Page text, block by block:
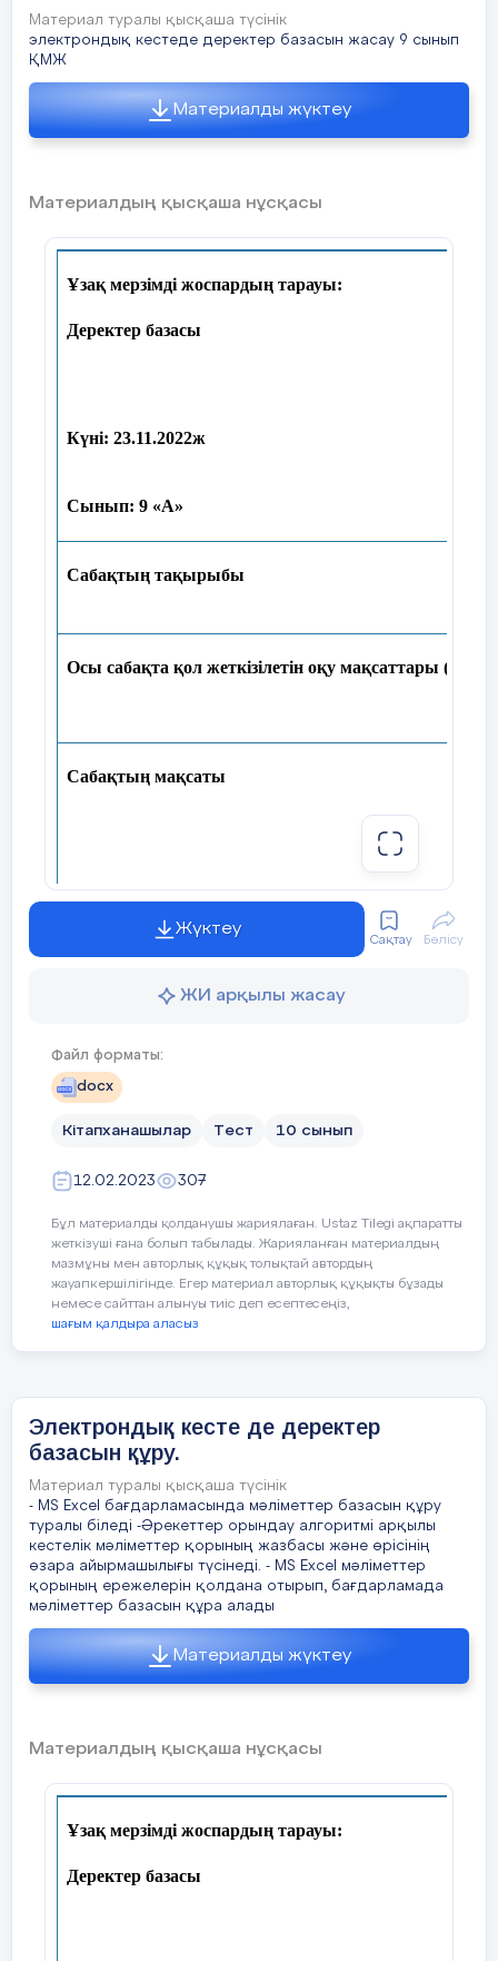
Пән аралық байланыс
Алдыңғы білім
Сабақбарысы
Сабақтың
кезеңдері
Сабақтағы
Сабақтың
басы
5 мин.
Ұйымдастыру
Сәлемдесу, оқушыларды түгендеу.
Оқушылардың назарын сабаққа аудару
Жағымды психологиялық ахуал
«Құпия конверт» әдісі арқылы
Әр топқа бағалау парағы беру және
бойынша жеке оқушы өзінің жинаған
«Жұбын
Материал туралы қысқаша түсінік
электрондық кестеде деректер базасын жасау 9 сынып
ҚМЖ
Материалды жүктеу
Материалдың қысқаша нұсқасы
Ұзақ мерзімді жоспардың тарауы:
Деректер базасы
Күні: 23.11.2022ж
Сынып: 9 «А»
Сабақтың тақырыбы
Осы сабақта қол жеткізілетін оқу мақсаттары (оқу
Сабақтың мақсаты
Бағалау критерийі
Тілдік мақсаттар
Жүктеу
Сақтау Бөлісу
ЖИ арқылы жасау
Файл форматы:
docx
Кітапханашылар Тест 10 сынып
12.02.2023 307
Бұл материалды қолданушы жариялаған. Ustaz Tilegi ақпаратты
жеткізуші ғана болып табылады. Жарияланған материалдың
мазмұны мен авторлық құқық толықтай автордың
жауапкершілігінде. Егер материал авторлық құқықты бұзады
немесе сайттан алынуы тиіс деп есептесеңіз,
шағым қалдыра аласыз
Электрондық кесте де деректер
базасын құру.
Материал туралы қысқаша түсінік
- MS Excel бағдарламасында мәліметтер базасын құру
туралы біледі -Әрекеттер орындау алгоритмі арқылы
кестелік мәліметтер қорының жазбасы және өрісінің
өзара айырмашылығы түсінеді. - MS Excel мәліметтер
қорының ережелерін қолдана отырып, бағдарламада
мәліметтер базасын құра алады
Материалды жүктеу
Материалдың қысқаша нұсқасы
Ұзақ мерзімді жоспардың тарауы:
Деректер базасы